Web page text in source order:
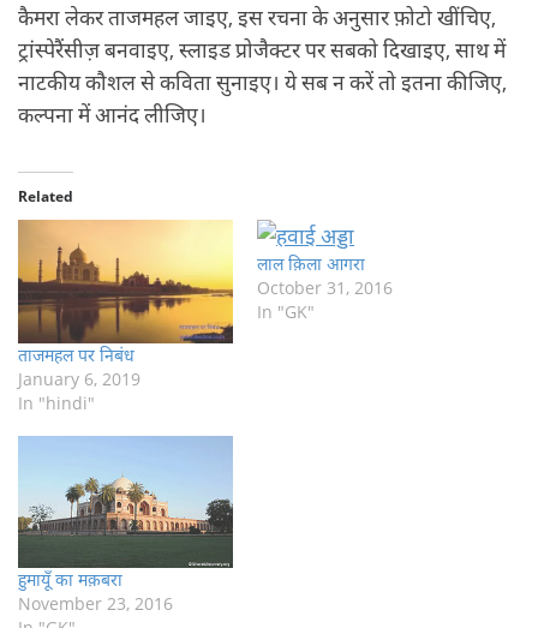
कैमरा लेकर ताजमहल जाइए, इस रचना के अनुसार फ़ोटो खींचिए,
ट्रांस्पेरैंसीज़ बनवाइए, स्लाइड प्रोजैक्टर पर सबको दिखाइए, साथ में
नाटकीय कौशल से कविता सुनाइए। ये सब न करें तो इतना कीजिए,
कल्पना में आनंद लीजिए।
Related
ताजमहल पर निबंध
January 6, 2019
In "hindi"
लाल क़िला आगरा
October 31, 2016
In "GK"
हुमायूँ का मक़बरा
November 23, 2016